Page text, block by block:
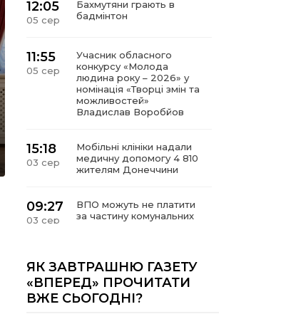
12:05
05 сер
Бахмутяни грають в
бадмінтон
11:55
05 сер
Учасник обласного
конкурсу «Молода
людина року – 2026» у
номінація «Творці змін та
можливостей»
Владислав Воробйов
15:18
03 сер
Мобільні клініки надали
медичну допомогу 4 810
жителям Донеччини
09:27
03 сер
ВПО можуть не платити
за частину комунальних
14:12
01 сер
Досі ВПО? Юристка
розповіла, коли
переселенці втрачають
виплати та статус
внутрішньо переміщеної
ЯК ЗАВТРАШНЮ ГАЗЕТУ
«ВПЕРЕД» ПРОЧИТАТИ
ВЖЕ СЬОГОДНІ?